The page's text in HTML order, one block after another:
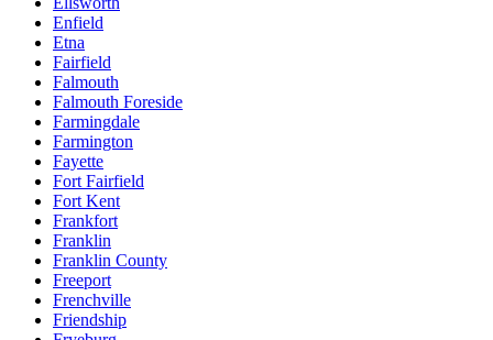
Enfield
Etna
Fairfield
Falmouth
Falmouth Foreside
Farmingdale
Farmington
Fayette
Fort Fairfield
Fort Kent
Frankfort
Franklin
Franklin County
Freeport
Frenchville
Friendship